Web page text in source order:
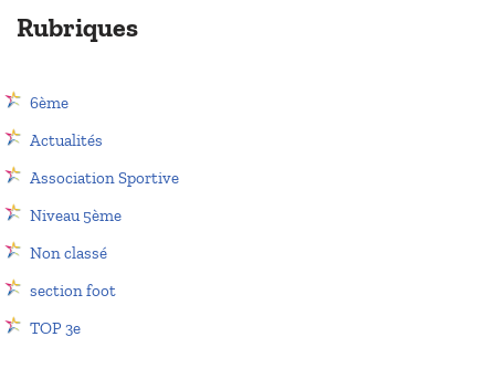
Rubriques
6ème
Actualités
Association Sportive
Niveau 5ème
Non classé
section foot
TOP 3e